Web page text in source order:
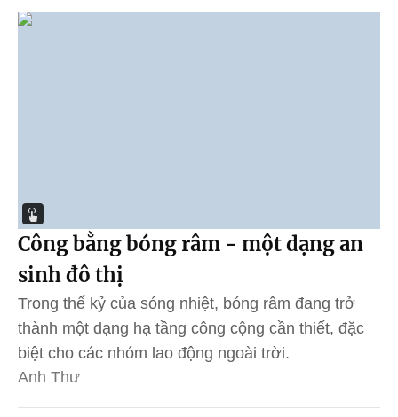
Công bằng bóng râm - một dạng an
sinh đô thị
Trong thế kỷ của sóng nhiệt, bóng râm đang trở
thành một dạng hạ tầng công cộng cần thiết, đặc
biệt cho các nhóm lao động ngoài trời.
Anh Thư